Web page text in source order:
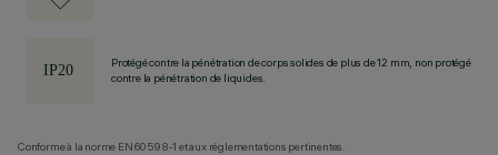
Protégé contre la pénétration de corps solides de plus de 12 mm, non protégé
contre la pénétration de liquides.
Conforme à la norme EN60598-1 et aux réglementations pertinentes.